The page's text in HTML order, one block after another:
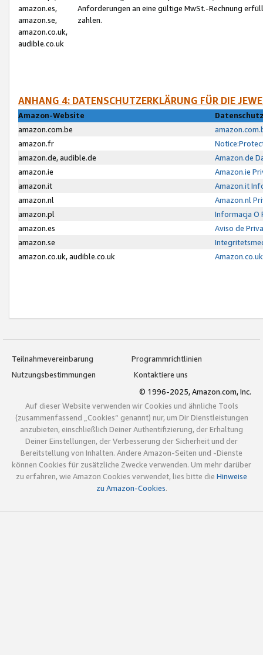
amazon.es,
amazon.se,
amazon.co.uk,
audible.co.uk
Anforderungen an eine gültige MwSt.-Rechnung
zahlen.
ANHANG 4: DATENSCHUTZERKLÄRUNG FÜR DIE
Amazon-Website
amazon.com.be
amazon.fr
amazon.de, audible.de
Amazon.de
amazon.ie
Amazon.ie
amazon.it
Amazon.it
amazon.nl
Amazon.nl
amazon.pl
Informacja O
amazon.es
Aviso de
amazon.se
amazon.co.uk, audible.co.uk
Teilnahmevereinbarung
Programmrichtlinien
Nutzungsbestimmungen
Kontaktiere uns
© 1996-2025, Amazon.com, Inc.
Auf dieser Website verwenden wir Cookies und ähnliche Tools
(zusammenfassend „Cookies“ genannt) nur, um Dir Dienstleistungen
anzubieten, einschließlich Deiner Authentifizierung, der Erhaltung
Deiner Einstellungen, der Verbesserung der Sicherheit und der
Bereitstellung von Inhalten. Andere Amazon-Seiten und -Dienste
können Cookies für zusätzliche Zwecke verwenden. Um mehr darüber
zu erfahren, wie Amazon Cookies verwendet, lies bitte die Hinweise
zu Amazon-Cookies.